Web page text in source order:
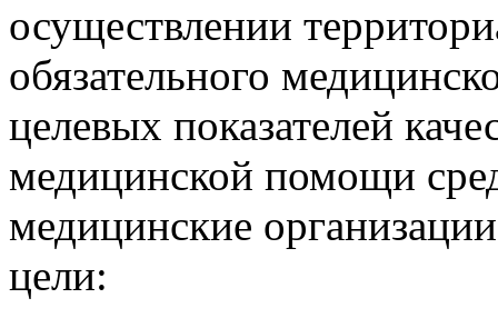
осуществлении
обязательного
целевых показателей
медицинской помощи
медицинские
цели: